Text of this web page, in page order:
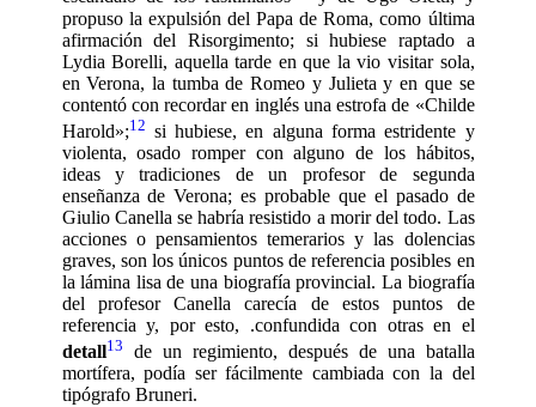
propuso la expulsión del Papa de Roma, como última
afirmación del Risorgimento; si hubiese raptado a
Lydia Borelli, aquella tarde en que la vio visitar sola,
en Verona, la tumba de Romeo y Julieta y en que se
contentó con recordar en inglés una estrofa de «Childe
Harold»;12 si hubiese, en alguna forma estridente y
violenta, osado romper con alguno de los hábitos,
ideas y tradiciones de un profesor de segunda
enseñanza de Verona; es probable que el pasado de
Giulio Canella se habría resistido a morir del todo. Las
acciones o pensamientos te­merarios y las dolencias
graves, son los únicos puntos de referencia posibles en
la lámina lisa de una biografía provincial. La biografía
del profesor Canella carecía de estos puntos de
referencia y, por esto, .confundida con otras en el
detall13 de un regimiento, después de una batalla
mortífera, podía ser fácilmente cambiada con la del
tipógrafo Bruneri.